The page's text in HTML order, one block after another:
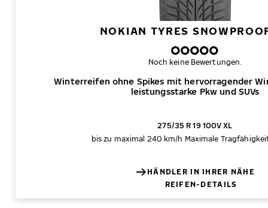
NOKIAN TYRES
Winterreifen ohne Spikes mit hervorragender
leistungsstarke Pkw und SUVs
Noch keine Bewertungen.
275/35 R 19 100V XL
bis zu maximal 240 km/h Maximale
HÄNDLER IN IHRER NÄHE
REIFEN-DETAILS